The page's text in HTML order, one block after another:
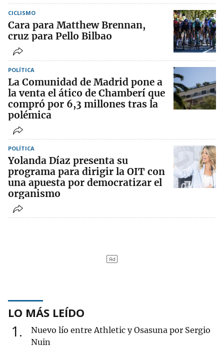
CICLISMO
Cara para Matthew Brennan,
cruz para Pello Bilbao
POLÍTICA
La Comunidad de Madrid pone a
la venta el ático de Chamberí que
compró por 6,3 millones tras la
polémica
POLÍTICA
Yolanda Díaz presenta su
programa para dirigir la OIT con
una apuesta por democratizar el
organismo
LO MÁS LEÍDO
1
Nuevo lío entre Athletic y Osasuna por Sergio
Nuin